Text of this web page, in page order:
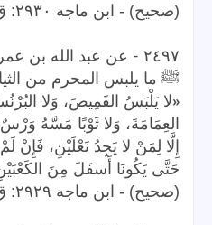
(صحيح) - ابن ماجه ٢٩٣٠: ق [إرواء الغليل ١٠١٢]
٢٤٩٧ - عن عبد الله بن
ﷺ ما يلبس المحرم من
«لا يَلْبَسُ القَمِيصَ، وَلا
العِمَامَةَ، وَلا ثَوْبًا مَسَّهُ
إِلَّا لِمَنْ لا يَجِدُ نَعْلَيْنِ، فَإِنْ
حَتَّى يَكُونَا أَسفَلَ مِنَ
(صحيح) - ابن ماجه ٢٩٢٩: ق [إرواء الغليل ١٠١٢]